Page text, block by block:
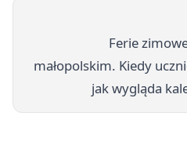
Ferie
małopolskim. Kiedy
jak wygląda